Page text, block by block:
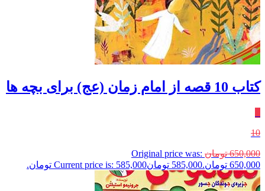
کتاب 10 قصه از امام زمان (عج) برای بچه ها
10
650,000 تومان Original price was:
650,000 تومان.
585,000 تومانCurrent price is: 585,000 تومان.